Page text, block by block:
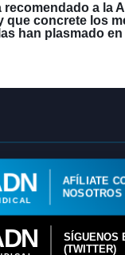
recomendado a la
que concrete los
han plasmado
AFÍLIATE
NOSOTROS
SÍGUENOS
(TWITTER)